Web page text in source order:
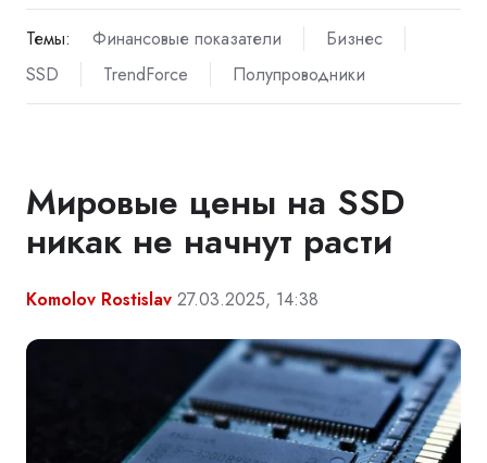
Темы: Финансовые показатели
Бизнес
SSD
TrendForce Полупроводники
Мировые цены на SSD
никак не начнут расти
Komolov Rostislav 27.03.2025, 14:38